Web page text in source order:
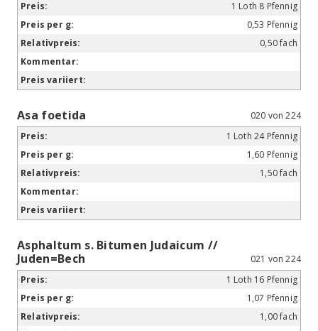
1 Loth 8 Pfennig
0,53 Pfennig
0,50 fach
Asa foetida
020 von 224
1 Loth 24 Pfennig
1,60 Pfennig
1,50 fach
Asphaltum s. Bitumen Judaicum //
Juden=Bech
021 von 224
1 Loth 16 Pfennig
1,07 Pfennig
1,00 fach